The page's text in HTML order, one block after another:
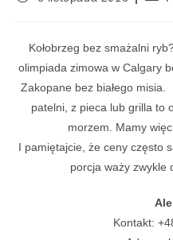
Kołobrzeg bez smażalni
olimpiada zimowa w Calgary
Zakopane bez białego
patelni, z pieca lub grilla to
morzem. Mamy
I pamiętajcie, że ceny często
porcja waży zwykle
Kontakt: